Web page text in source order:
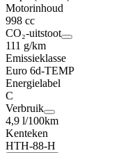
Motorinhoud
998 cc
CO₂-uitstoot
111 g/km
Emissieklasse
Euro 6d-TEMP
Energielabel
C
Verbruik
4,9 l/100km
Kenteken
HTH-88-H